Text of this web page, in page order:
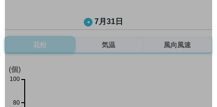
7月31日
花粉 気温 風向風速
(個)
80
100